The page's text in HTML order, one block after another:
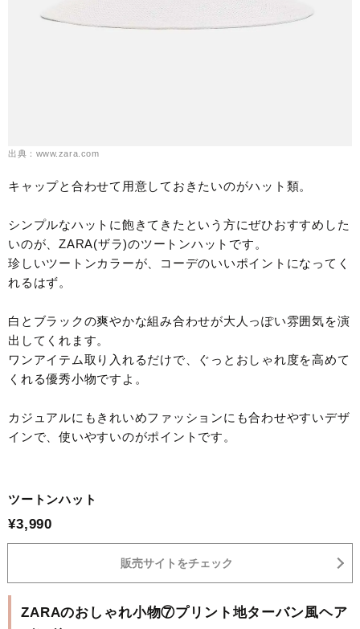
出典：www.zara.com
キャップと合わせて用意しておきたいのがハット類。
シンプルなハットに飽きてきたという方にぜひおすすめした
いのが、ZARA(ザラ)のツートンハットです。
珍しいツートンカラーが、コーデのいいポイントになってく
れるはず。
白とブラックの爽やかな組み合わせが大人っぽい雰囲気を演
出してくれます。
ワンアイテム取り入れるだけで、ぐっとおしゃれ度を高めて
くれる優秀小物ですよ。
カジュアルにもきれいめファッションにも合わせやすいデザ
インで、使いやすいのがポイントです。
ツートンハット
¥3,990
販売サイトをチェック
ZARAのおしゃれ小物⑦プリント地ターバン風ヘア